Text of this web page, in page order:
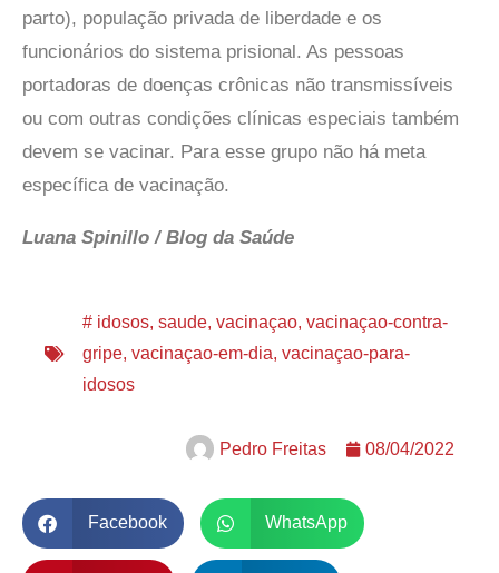
parto), população privada de liberdade e os
funcionários do sistema prisional. As pessoas
portadoras de doenças crônicas não transmissíveis
ou com outras condições clínicas especiais também
devem se vacinar. Para esse grupo não há meta
específica de vacinação.
Luana Spinillo / Blog da Saúde
# idosos, saude, vacinaçao, vacinaçao-contra-
gripe, vacinaçao-em-dia, vacinaçao-para-
idosos
Pedro Freitas 08/04/2022
Facebook WhatsApp